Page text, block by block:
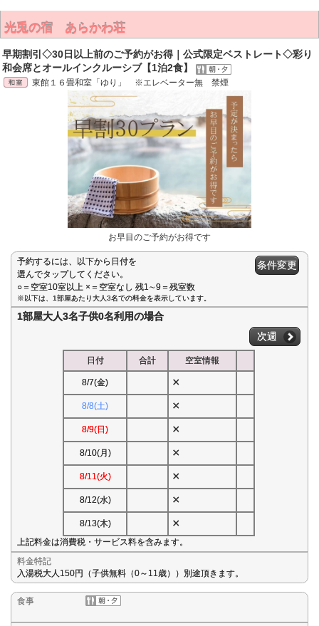
光兎の宿 あらかわ荘
早期割引◇30日以上前のご予約がお得｜公式限定ベストレート◇彩り
和会席とオールインクルーシブ【1泊2食】
東館１６畳和室「ゆり」 ※エレベーター無 禁煙
お早目のご予約がお得です
予約するには、以下から日付を
選んでタップしてください。
○＝空室10室以上 ×＝空室なし 残1∼9＝残室数
条件変更
※以下は、1部屋あたり大人3名での料金を表示しています。
1部屋大人3名子供0名利用の場合
次週
日付 合計 空室情報
8/7(金) ×
8/8(土) ×
8/9(日) ×
8/10(月) ×
8/11(火) ×
8/12(水) ×
8/13(木) ×
上記料金は消費税・サービス料を含みます。
料金特記
入湯税大人150円（子供無料（0～11歳））別途頂きます。
食事